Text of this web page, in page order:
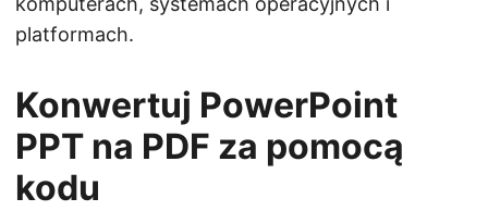
platformach.
Konwertuj PowerPoint
PPT na PDF za pomocą
kodu